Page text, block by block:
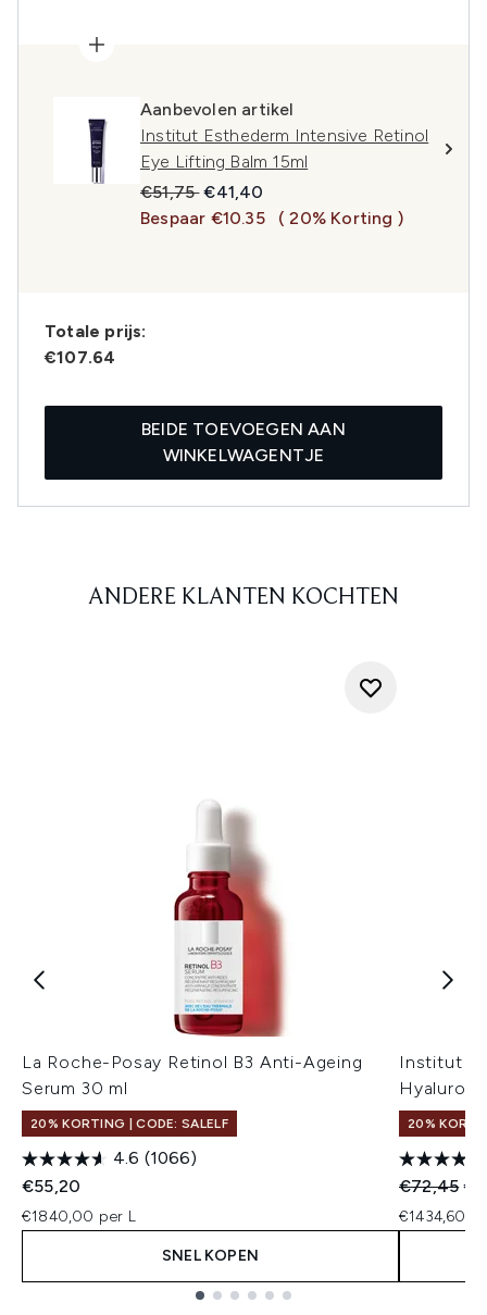
Aanbevolen artikel
Institut Esthederm Intensive Retinol
Eye Lifting Balm 15ml
Recommended Retail Price:
€51,75Huidige prijs:
€41,40
Bespaar €10.35
( 20% Korting )
Totale prijs:
€107.64
BEIDE TOEVOEGEN AAN
WINKELWAGENTJE
ANDERE KLANTEN KOCHTEN
La Roche-Posay Retinol B3 Anti-Ageing
Serum 30 ml
20% KORTING | CODE: SALELF
4.6 (1066)
€55,20
€1840,00 per L
SNEL KOPEN
Institut
20%
€72,45
€1434,60